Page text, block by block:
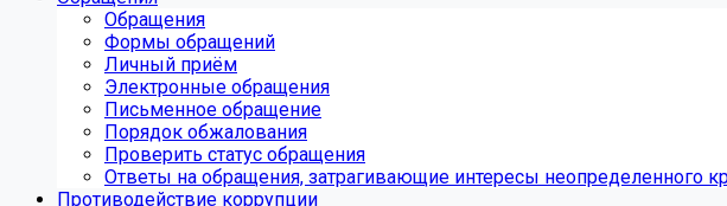
Обращения
Формы обращений
Личный приём
Электронные обращения
Письменное обращение
Порядок обжалования
Проверить статус обращения
Ответы на обращения, затрагивающие интересы неопределенного
Противодействие коррупции